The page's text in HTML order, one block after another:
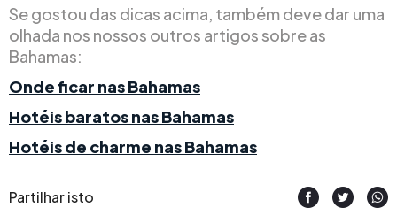
Se gostou das dicas acima, também deve dar uma
olhada nos nossos outros artigos sobre as
Bahamas:
Onde ficar nas Bahamas
Hotéis baratos nas Bahamas
Hotéis de charme nas Bahamas
Partilhar isto